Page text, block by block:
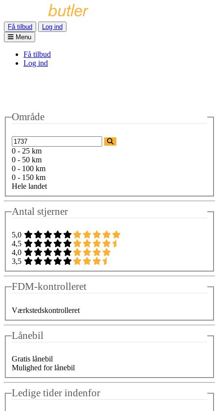
Få tilbud
Log ind
Menu
Få tilbud
Log ind
Område
0 - 25 km
0 - 50 km
0 - 100 km
0 - 150 km
Hele landet
Antal stjerner
5,0
4,5
4,0
3,5
FDM-kontrolleret
Værkstedskontrolleret
Lånebil
Gratis lånebil
Mulighed for lånebil
Ledige tider indenfor